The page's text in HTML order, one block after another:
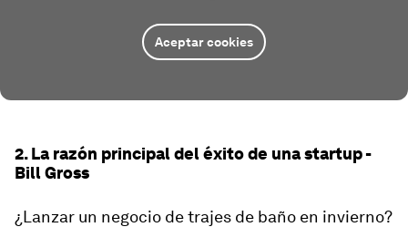
Aceptar cookies
2. La razón principal del éxito de una startup -
Bill Gross
¿Lanzar un negocio de trajes de baño en invierno?